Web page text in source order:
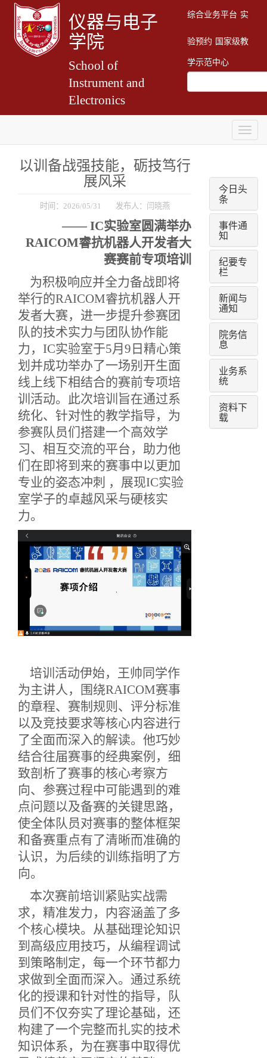
仪器与电子
学院
School of
Instrument and
Electronics
综合业务平台 实
验预约 国家级教
学示范中心
以训备战强技能，砺技笃行
展风采
时间：2026/05/31 发布人：闫晓燕
—— IC实验室圆满举办
RAICOM睿抗机器人开发者大
赛赛前专项培训
为积极响应并全力备战即将
举行的RAICOM睿抗机器人开
发者大赛，进一步提升参赛团
队的技术实力与团队协作能
力，IC实验室于5月9日精心策
划并成功举办了一场别开生面
线上线下相结合的赛前专项培
训活动。此次培训旨在通过系
统化、针对性的教学指导，为
参赛队员们搭建一个高效学
习、相互交流的平台，助力他
们在即将到来的赛事中以更加
专业的姿态冲刺 ，展现IC实验
室学子的卓越风采与硬核实
力。
培训活动伊始，王帅同学作
为主讲人，围绕RAICOM赛事
的章程、赛制规则、评分标准
以及竞技要求等核心内容进行
了全面而深入的解读。他巧妙
结合往届赛事的经典案例，细
致剖析了赛事的核心考察方
向、参赛过程中可能遇到的难
点问题以及备赛的关键思路，
使全体队员对赛事的整体框架
和备赛重点有了清晰而准确的
认识，为后续的训练指明了方
向。
本次赛前培训紧贴实战需
求，精准发力，内容涵盖了多
个核心模块。从基础理论知识
到高级应用技巧，从编程调试
到策略制定，每一个环节都力
求做到全面而深入。通过系统
化的授课和针对性的指导，队
员们不仅夯实了理论基础，还
构建了一个完整而扎实的技术
知识体系，为在赛事中取得优
今日头
条
事件通
知
纪要专
栏
新闻与
通知
院务信
息
业务系
统
资料下
载